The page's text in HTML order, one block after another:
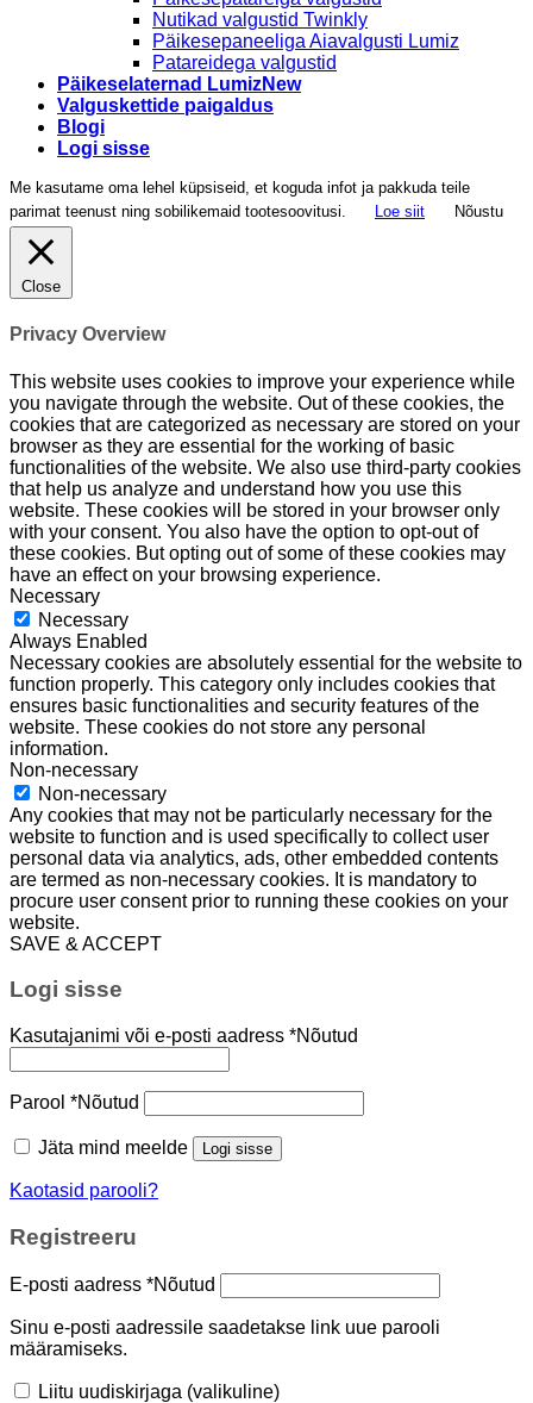
Nutikad valgustid Twinkly
Päikesepaneeliga Aiavalgusti Lumiz
Patareidega valgustid
Päikeselaternad Lumiz
Valguskettide paigaldus
Blogi
Logi sisse
Me kasutame oma lehel küpsiseid, et koguda infot ja pakkuda teile
parimat teenust ning sobilikemaid tootesoovitusi.
Loe siit Nõustu
Close
Privacy Overview
This website uses cookies to improve your experience while
you navigate through the website. Out of these cookies, the
cookies that are categorized as necessary are stored on your
browser as they are essential for the working of basic
functionalities of the website. We also use third-party cookies
that help us analyze and understand how you use this
website. These cookies will be stored in your browser only
with your consent. You also have the option to opt-out of
these cookies. But opting out of some of these cookies may
have an effect on your browsing experience.
Necessary
Necessary
Always Enabled
Necessary cookies are absolutely essential for the website to
function properly. This category only includes cookies that
ensures basic functionalities and security features of the
website. These cookies do not store any personal
information.
Non-necessary
Non-necessary
Any cookies that may not be particularly necessary for the
website to function and is used specifically to collect user
personal data via analytics, ads, other embedded contents
are termed as non-necessary cookies. It is mandatory to
procure user consent prior to running these cookies on your
website.
SAVE & ACCEPT
Logi sisse
Kasutajanimi või e-posti aadress *Nõutud
Parool *Nõutud
Jäta mind meelde Logi sisse
Kaotasid parooli?
Registreeru
E-posti aadress *Nõutud
Sinu e-posti aadressile saadetakse link uue parooli
määramiseks.
Liitu uudiskirjaga (valikuline)